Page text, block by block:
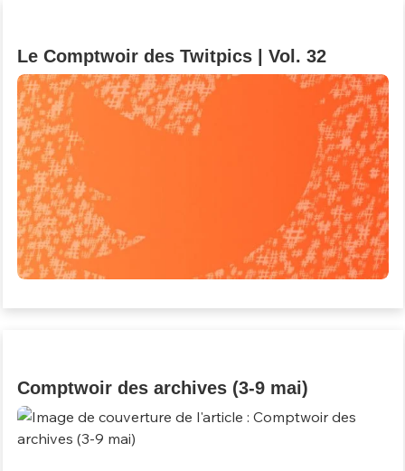
Le Comptwoir des Twitpics | Vol. 32
Comptwoir des archives (3-9 mai)
Un Thread
C'EST PARTI